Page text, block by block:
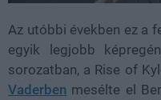
Az utóbbi években ez a
egyik legjobb
sorozatban, a Rise of
Vaderben mesélte el